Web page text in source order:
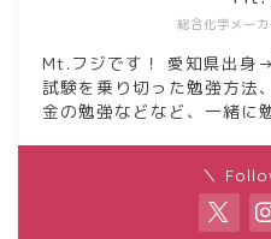
総合化学メー
Mt.フジです！ 愛知県出
試験を乗り切った勉強方法
金の勉強などなど、一緒に
＼